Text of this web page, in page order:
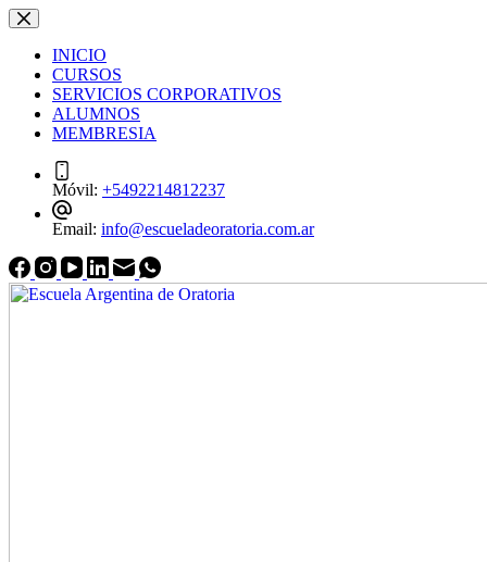
Saltar
contenido
Saltar
contenidoINICIO
CURSOS
SERVICIOS CORPORATIVOS
ALUMNOS
MEMBRESIA
Móvil: +5492214812237
Email: info@escueladeoratoria.com.ar